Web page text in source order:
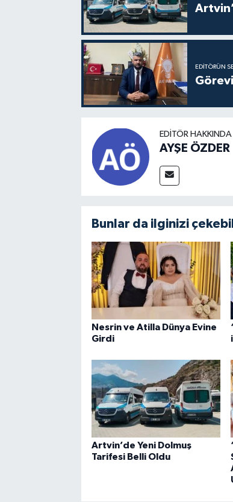
EDITÖRÜN
EDITÖR HAKKINDA
AYŞE ÖZDER
Bunlar da ilginizi
Nesrin ve Atilla Dünya Evine
Girdi
Artvin’de Yeni Dolmuş
Tarifesi Belli Oldu